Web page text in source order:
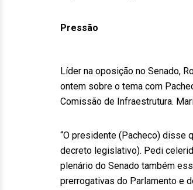
Pressão
Líder na oposição no Senado,
ontem sobre o tema com
Comissão de Infraestrutura.
“O presidente (Pacheco) disse
decreto legislativo). Pedi
plenário do Senado também
prerrogativas do Parlamento e